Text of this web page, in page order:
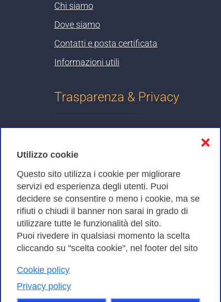
Utilizzo cookie
Questo sito utilizza i cookie per migliorare
servizi ed esperienza degli utenti. Puoi
decidere se consentire o meno i cookie, ma se
rifiuti o chiudi il banner non sarai in grado di
utilizzare tutte le funzionalità del sito.
Puoi rivedere in qualsiasi momento la scelta
cliccando su "scelta cookie", nel footer del sito
Cookie policy
Privacy policy
❌
Chi siamo
Dove siamo
Contatti e posta certificata
Informazioni utili
Trasparenza & Privacy
Cookies Policy
Amministrazione trasparente
Bandi di Gara
Consortium GARR - Via dei Tizii, 6 - 00185 Roma | Tel.
| CF 97284570583 – PI 07577141000 | Codice
Destinatario 7EU9KEU |
Il contenuto di questo sito e' rilasciato, tranne dove